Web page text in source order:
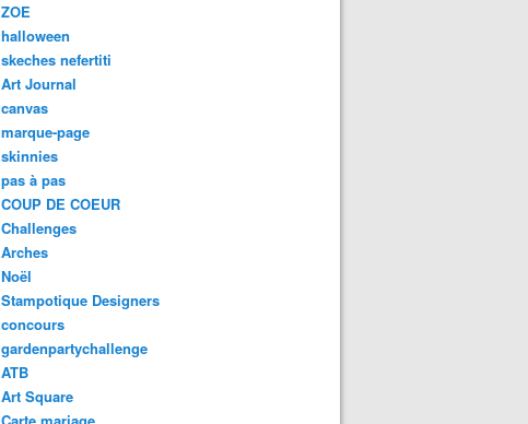
ZOE
halloween
skeches nefertiti
Art Journal
canvas
marque-page
skinnies
pas à pas
COUP DE COEUR
Challenges
Arches
Noël
Stampotique Designers
concours
gardenpartychallenge
ATB
Art Square